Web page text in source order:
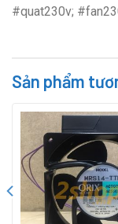
#quat230v;
Sản phẩm